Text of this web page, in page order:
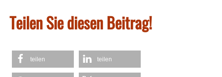
Teilen Sie diesen Beitrag!
teilen teilen